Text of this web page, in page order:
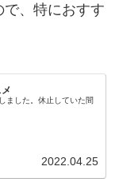
、特におすす
ました。休止していた間
2022.04.25